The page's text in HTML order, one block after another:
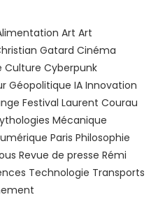
Art Art
Gatard Cinéma
Culture Cyberpunk
Géopolitique IA Innovation
Festival Laurent Courau
Mécanique
Paris Philosophie
Revue de presse Rémi
Technologie Transports